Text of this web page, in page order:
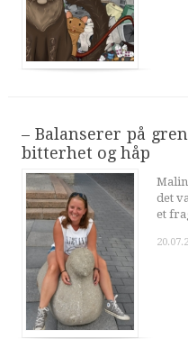
– Balanserer på
bitterhet og håp
det
et